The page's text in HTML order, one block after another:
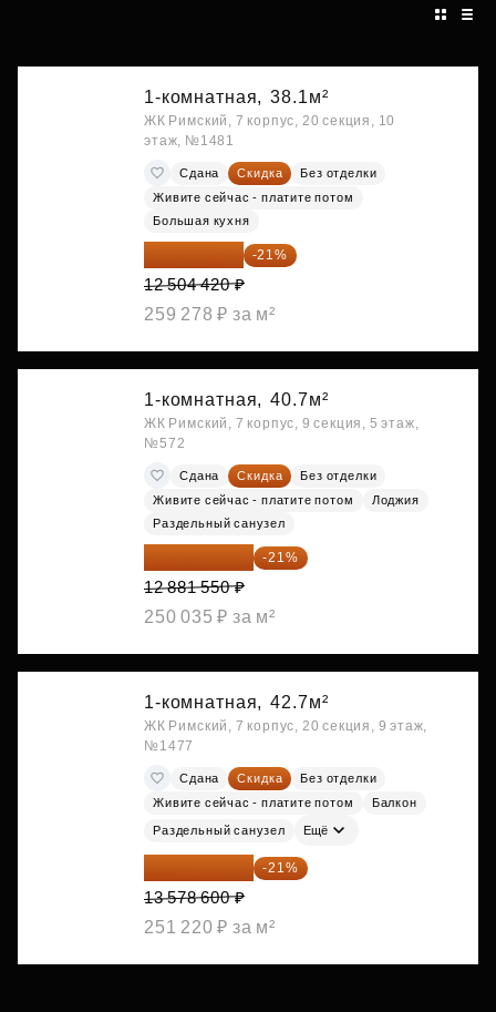
1-комнатная, 38.1м²
ЖК Римский, 7 корпус, 20 секция, 10
этаж, №1481
Сдана Скидка
Без отделки
Живите сейчас - платите потом
Большая кухня
-21%
12 504 420 ₽
259 278 ₽ за м²
1-комнатная, 40.7м²
ЖК Римский, 7 корпус, 9 секция, 5 этаж,
№572
Сдана Скидка
Без отделки
Живите сейчас - платите потом
Лоджия
Раздельный санузел
10 176 425 ₽ -21%
12 881 550 ₽
250 035 ₽ за м²
1-комнатная, 42.7м²
ЖК Римский, 7 корпус, 20 секция, 9 этаж,
№1477
Сдана Скидка
Без отделки
Живите сейчас - платите потом
Балкон
Раздельный санузел Ещё
10 727 094 ₽ -21%
13 578 600 ₽
251 220 ₽ за м²